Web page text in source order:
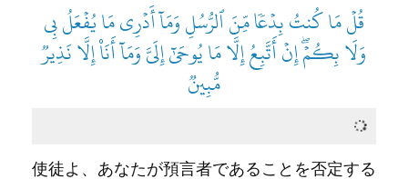
قُلۡ مَا كُنتُ بِدۡعٗا مِّنَ ٱلرُّسُلِ وَمَآ أَدۡرِي مَا يُفۡعَلُ بِي
وَلَا بِكُمۡۖ إِنۡ أَتَّبِعُ إِلَّا مَا يُوحَىٰٓ إِلَيَّ وَمَآ أَنَا۠ إِلَّا نَذِيرٞ
مُّبِينٞ
使徒よ、あなたが預言者であることを否定する